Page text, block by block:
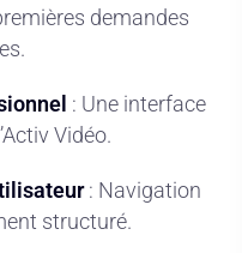
demandes
: Une interface
Vidéo.
: Navigation
structuré.